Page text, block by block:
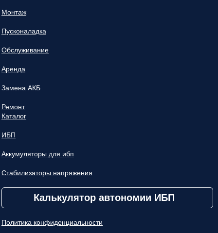
Монтаж
Пусконаладка
Обслуживание
Аренда
Замена АКБ
Ремонт
Каталог
ИБП
Аккумуляторы для ибп
Стабилизаторы напряжения
Калькулятор автономии ИБП
Политика конфиденциальности